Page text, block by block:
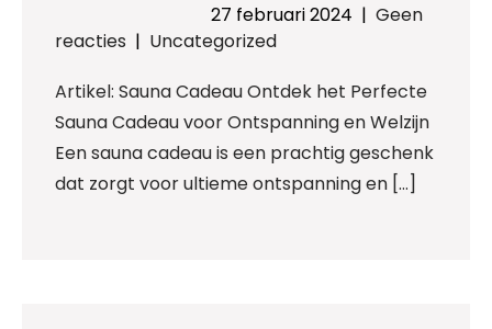
27 februari 2024 | Geen
reacties | Uncategorized
Artikel: Sauna Cadeau Ontdek het Perfecte
Sauna Cadeau voor Ontspanning en Welzijn
Een sauna cadeau is een prachtig geschenk
dat zorgt voor ultieme ontspanning en […]